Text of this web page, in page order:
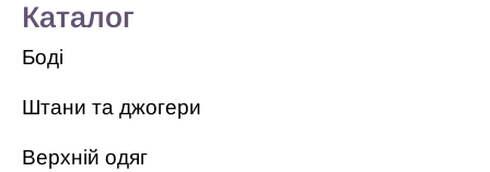
Каталог
Боді
Штани та джогери
Верхній одяг